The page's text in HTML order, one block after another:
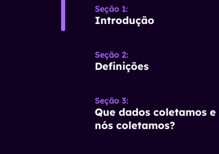
Seção 1:
Introdução
Seção 2:
Definições
Seção 3:
Que dados coletamos e
nós coletamos?